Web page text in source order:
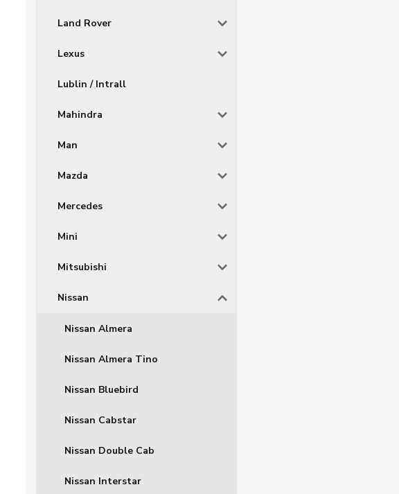
Land Rover
Lexus
Lublin / Intrall
Mahindra
Man
Mazda
Mercedes
Mini
Mitsubishi
Nissan
Nissan Almera
Nissan Almera Tino
Nissan Bluebird
Nissan Cabstar
Nissan Double Cab
Nissan Interstar